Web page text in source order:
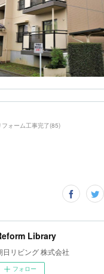
ォーム工事完了(85)
Library
日リビング 株式会社
フォロー